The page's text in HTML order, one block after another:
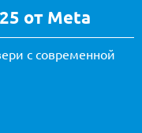
от Meta
с современной